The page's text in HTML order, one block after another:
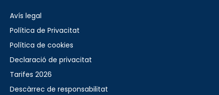
Avís legal
Política de Privacitat
Política de cookies
Declaració de privacitat
Tarifes 2026
Descàrrec de responsabilitat